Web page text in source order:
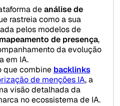
deanálise de
rastreia como a sua
pelos modelos de
mapeamento de presença,
da evolução
em IA.
que combine backlinks
de menções IA, a
visão detalhada da
no ecossistema de IA.